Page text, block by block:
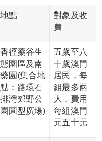
地點
對象及收
費
香徑藥谷生
態園區及南
藥園(集合地
點：路環石
排灣郊野公
園圓型廣場)
五歲至八
十歲澳門
居民，每
組最多兩
人，費用
每組澳門
元五十元